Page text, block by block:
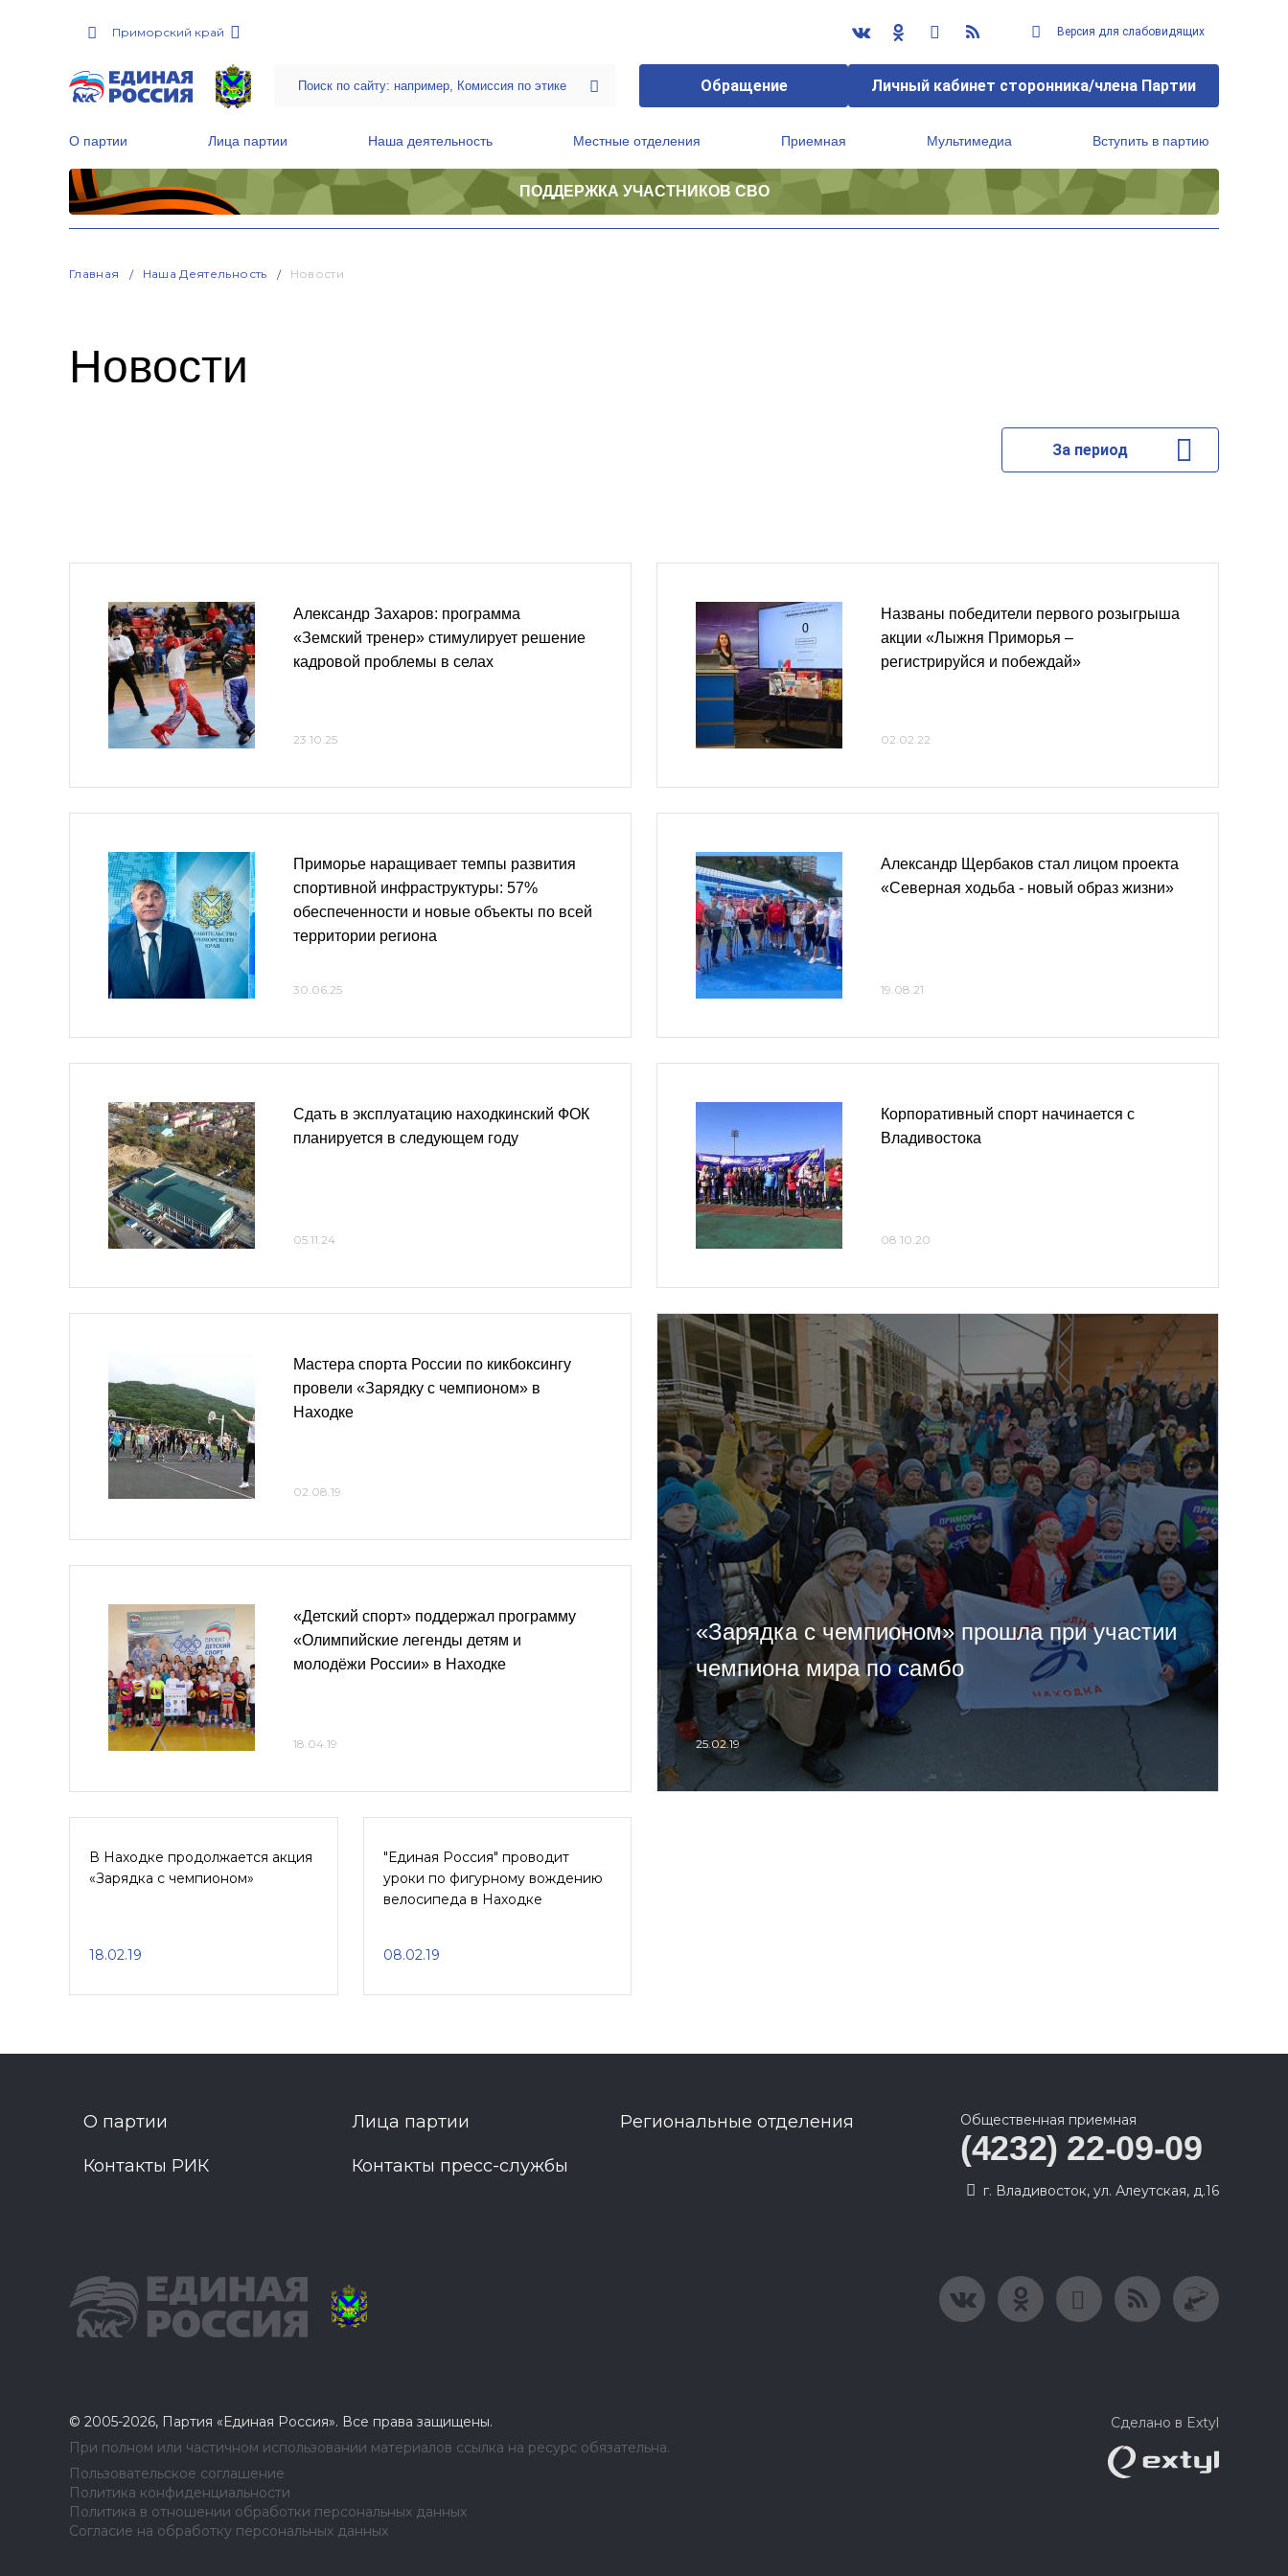
Приморский край Версия для слабовидящих
Обращение Личный кабинет сторонника/члена Партии
О партии Лица партии Наша деятельность Местные отделения Приемная Мультимедиа Вступить в партию
ПОДДЕРЖКА УЧАСТНИКОВ СВО
Главная Наша Деятельность Новости
Новости
За период
Александр Захаров: программа
«Земский тренер» стимулирует решение
кадровой проблемы в селах
23.10.25
Приморье наращивает темпы развития
спортивной инфраструктуры: 57%
обеспеченности и новые объекты по всей
территории региона
30.06.25
Сдать в эксплуатацию находкинский ФОК
планируется в следующем году
05.11.24
Названы победители первого розыгрыша
акции «Лыжня Приморья –
регистрируйся и побеждай»
02.02.22
Александр Щербаков стал лицом проекта
«Северная ходьба - новый образ жизни»
19.08.21
Корпоративный спорт начинается с
Владивостока
08.10.20
Мастера спорта России по кикбоксингу
провели «Зарядку с чемпионом» в
Находке
02.08.19
«Детский спорт» поддержал программу
«Олимпийские легенды детям и
молодёжи России» в Находке
18.04.19
«Зарядка с чемпионом» прошла при участии
чемпиона мира по самбо
25.02.19
В Находке продолжается акция
«Зарядка с чемпионом»
18.02.19
"Единая Россия" проводит
уроки по фигурному вождению
велосипеда в Находке
08.02.19
О партии Лица партии Региональные отделения
Контакты РИК Контакты пресс-службы
Общественная приемная
(4232) 22-09-09
г. Владивосток, ул. Алеутская, д.16
© 2005-2026, Партия «Единая Россия». Все права защищены.
При полном или частичном использовании материалов ссылка на ресурс обязательна.
Пользовательское соглашение
Политика конфиденциальности
Политика в отношении обработки персональных данных
Согласие на обработку персональных данных
Сделано в Extyl